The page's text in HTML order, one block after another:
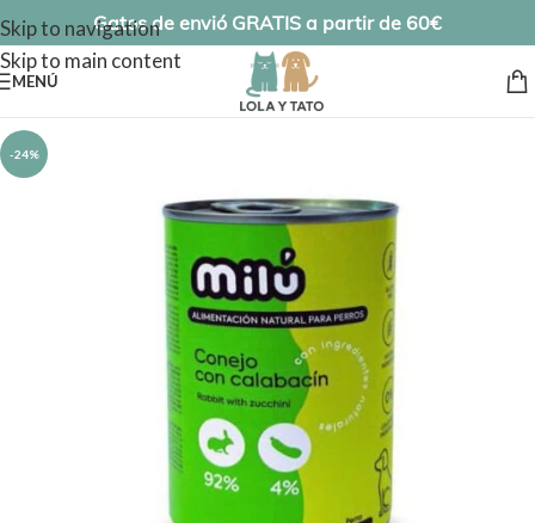
Skip to navigation
Skip to main content
Gatos de envió GRATIS a partir de 60€
MENÚ
-24%